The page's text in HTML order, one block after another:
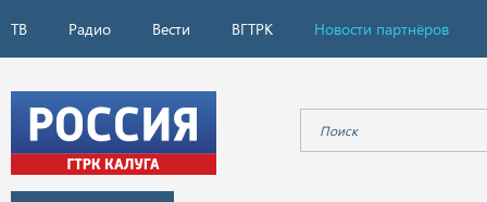
ТВ Радио Вести ВГТРК Новости партнёров